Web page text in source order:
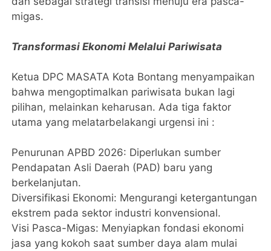
migas.
​Transformasi Ekonomi Melalui Pariwisata
​Ketua DPC MASATA Kota Bontang menyampaikan
bahwa mengoptimalkan pariwisata bukan lagi
pilihan, melainkan keharusan. Ada tiga faktor
utama yang melatarbelakangi urgensi ini :
​Penurunan APBD 2026: Diperlukan sumber
Pendapatan Asli Daerah (PAD) baru yang
berkelanjutan.
​Diversifikasi Ekonomi: Mengurangi ketergantungan
ekstrem pada sektor industri konvensional.
​Visi Pasca-Migas: Menyiapkan fondasi ekonomi
jasa yang kokoh saat sumber daya alam mulai